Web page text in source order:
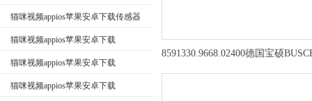
AVENTICS换向阀
猫咪视频appios苹果安卓下载传感器
猫咪视频appios苹果安卓下载
AVENTICS电磁阀
猫咪视频appios苹果安卓下载
AVENTICS气缸
猫咪视频appios苹果安卓下载
8591330.9668.02400德国宝硕